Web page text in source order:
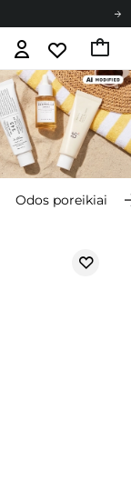
Odos poreikiai